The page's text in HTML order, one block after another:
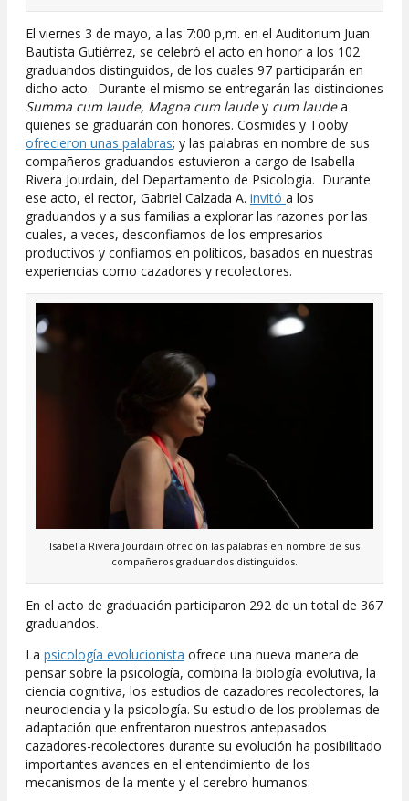
El viernes 3 de mayo, a las 7:00 p,m. en el Auditorium Juan
Bautista Gutiérrez, se celebró el acto en honor a los 102
graduandos distinguidos, de los cuales 97 participarán en
dicho acto. Durante el mismo se entregarán las distinciones
Summa cum laude, Magna cum laudey cum laudea
quienes se graduarán con honores. Cosmides y Tooby
ofrecieron unas palabras; y las palabras en nombre de sus
compañeros graduandos estuvieron a cargo de Isabella
Rivera Jourdain, del Departamento de Psicologia. Durante
ese acto, el rector, Gabriel Calzada A. invitó a los
graduandos y a sus familias a explorar las razones por las
cuales, a veces, desconfiamos de los empresarios
productivos y confiamos en políticos, basados en nuestras
experiencias como cazadores y recolectores.
Isabella Rivera Jourdain ofreción las palabras en nombre de sus
compañeros graduandos distinguidos.
En el acto de graduación participaron 292 de un total de 367
graduandos.
La psicología evolucionista ofrece una nueva manera de
pensar sobre la psicología, combina la biología evolutiva, la
ciencia cognitiva, los estudios de cazadores recolectores, la
neurociencia y la psicología. Su estudio de los problemas de
adaptación que enfrentaron nuestros antepasados
cazadores-recolectores durante su evolución ha posibilitado
importantes avances en el entendimiento de los
mecanismos de la mente y el cerebro humanos.